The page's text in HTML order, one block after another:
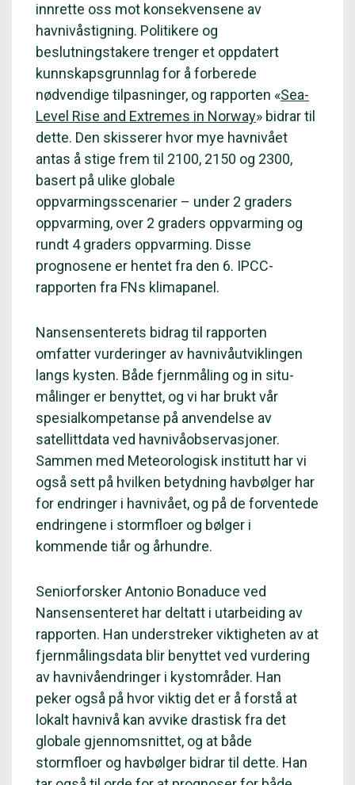
innrette oss mot konsekvensene av
havnivåstigning. Politikere og
beslutningstakere trenger et oppdatert
kunnskapsgrunnlag for å forberede
nødvendige tilpasninger, og rapporten «Sea-
Level Rise and Extremes in Norway» bidrar til
dette. Den skisserer hvor mye havnivået
antas å stige frem til 2100, 2150 og 2300,
basert på ulike globale
oppvarmingsscenarier – under 2 graders
oppvarming, over 2 graders oppvarming og
rundt 4 graders oppvarming. Disse
prognosene er hentet fra den 6. IPCC-
rapporten fra FNs klimapanel.
Nansensenterets bidrag til rapporten
omfatter vurderinger av havnivåutviklingen
langs kysten. Både fjernmåling og in situ-
målinger er benyttet, og vi har brukt vår
spesialkompetanse på anvendelse av
satellittdata ved havnivåobservasjoner.
Sammen med Meteorologisk institutt har vi
også sett på hvilken betydning havbølger har
for endringer i havnivået, og på de forventede
endringene i stormfloer og bølger i
kommende tiår og århundre.
Seniorforsker Antonio Bonaduce ved
Nansensenteret har deltatt i utarbeiding av
rapporten. Han understreker viktigheten av at
fjernmålingsdata blir benyttet ved vurdering
av havnivåendringer i kystområder. Han
peker også på hvor viktig det er å forstå at
lokalt havnivå kan avvike drastisk fra det
globale gjennomsnittet, og at både
stormfloer og havbølger bidrar til dette. Han